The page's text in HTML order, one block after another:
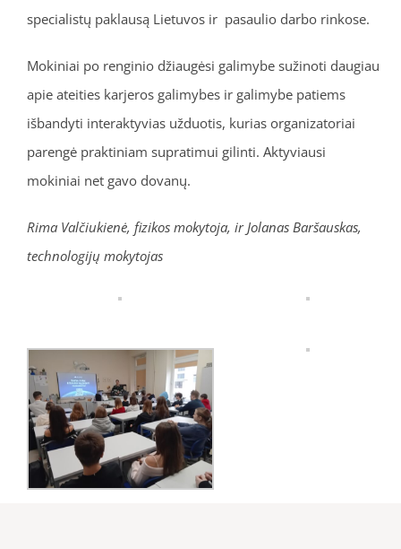
specialistų paklausą Lietuvos ir pasaulio darbo rinkose.
Mokiniai po renginio džiaugėsi galimybe sužinoti daugiau
apie ateities karjeros galimybes ir galimybe patiems
išbandyti interaktyvias užduotis, kurias organizatoriai
parengė praktiniam supratimui gilinti. Aktyviausi
mokiniai net gavo dovanų.
Rima Valčiukienė, fizikos mokytoja, ir Jolanas Baršauskas,
technologijų mokytojas